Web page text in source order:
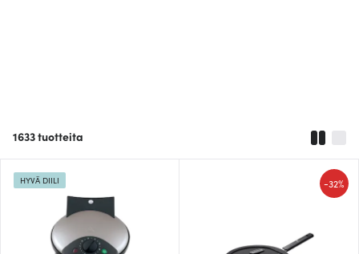
1633tuotteita
HYVÄ DIILI -32%